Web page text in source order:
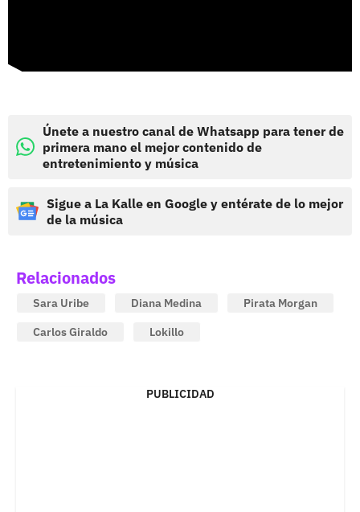
Únete a nuestro canal de Whatsapp para tener de
primera mano el mejor contenido de
entretenimiento y música
Sigue a La Kalle en Google y entérate de lo mejor
de la música
Relacionados
Sara Uribe Diana Medina
Pirata Morgan
Carlos Giraldo
Lokillo
PUBLICIDAD